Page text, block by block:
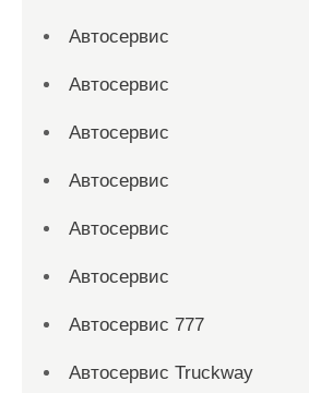
Автосервис
Автосервис
Автосервис
Автосервис
Автосервис
Автосервис
Автосервис 777
Автосервис Truckway